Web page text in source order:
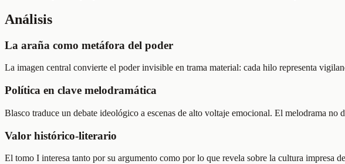
Análisis
La araña como metáfora del poder
La imagen central convierte el poder invisible en trama material: cada hilo representa
Política en clave melodramática
Blasco traduce un debate ideológico a escenas de alto voltaje emocional. El melodrama
Valor histórico-literario
El tomo I interesa tanto por su argumento como por lo que revela sobre la cultura impresa